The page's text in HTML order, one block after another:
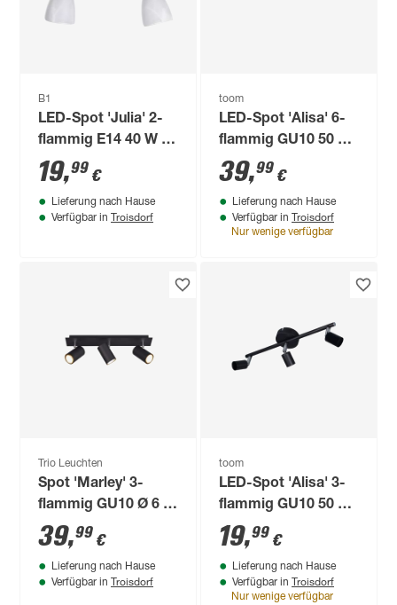
B1
LED-Spot 'Julia' 2-
flammig E14 40 W 35
x 18,5 cm
19,99 €
Lieferung nach Hause
Verfügbar in Troisdorf
toom
LED-Spot 'Alisa' 6-
flammig GU10 50 W
119 x 12 cm
39,99 €
Lieferung nach Hause
Verfügbar in Troisdorf
Nur wenige verfügbar
Trio Leuchten
Spot 'Marley' 3-
flammig GU10 Ø 6 x
48 x 15 x 9 cm
39,99 €
Lieferung nach Hause
Verfügbar in Troisdorf
toom
LED-Spot 'Alisa' 3-
flammig GU10 50 W
warmweiß bis
tageslichtweiß 38,5
x 10 cm
19,99 €
Lieferung nach Hause
Verfügbar in Troisdorf
Nur wenige verfügbar